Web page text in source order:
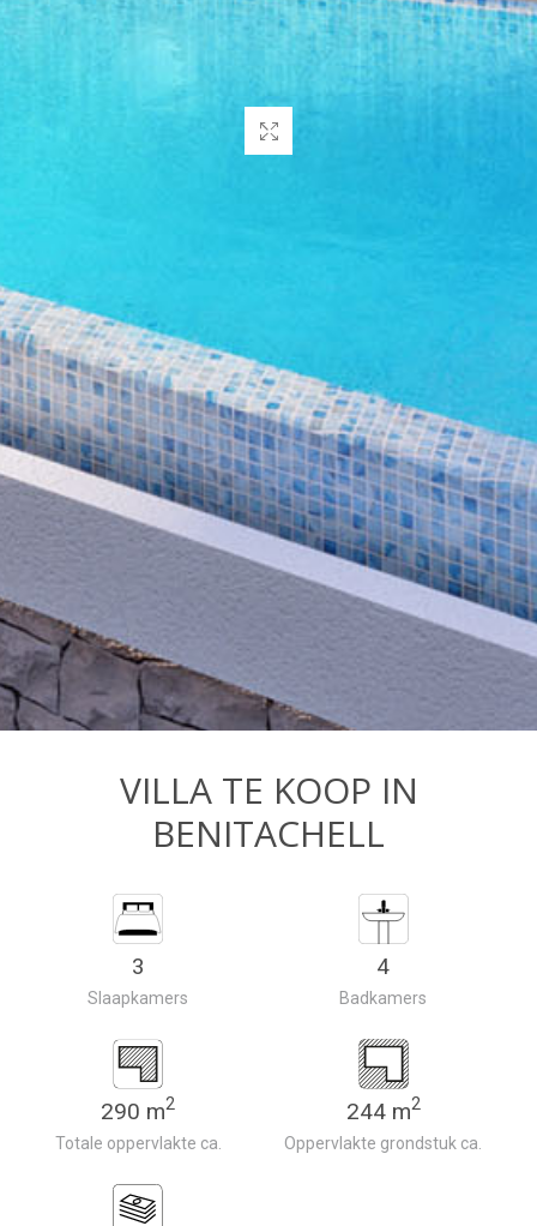
VILLA TE KOOP IN
BENITACHELL
3
Slaapkamers
4
Badkamers
290 m2
Totale oppervlakte ca.
244 m2
Oppervlakte grondstuk ca.